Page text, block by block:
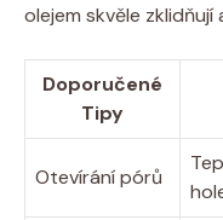
olejem skvěle
Doporučené
Tipy
Otevírání pórů